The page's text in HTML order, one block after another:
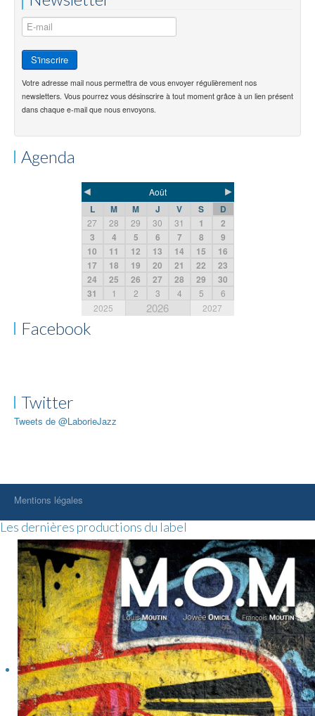
Votre adresse mail nous permettra de vous envoyer régulièrement nos
newsletters. Vous pourrez vous désinscrire à tout moment grâce à un lien présent
dans chaque e-mail que nous envoyons.
Agenda
◄ Août ►
L M M J V S D
27 28 29 30 31 1
2
3
4 5 6 7 8
9
10
11 12 13 14 15
16
17
18 19 20 21 22
23
24
25 26 27 28 29
30
31
1 2 3 4 5
6
2025
2026 2027
Facebook
Twitter
Tweets de @LaborieJazz
Mentions légales
Les dernières productions du label